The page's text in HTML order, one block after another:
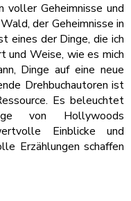
voller Geheimnisse und
der Geheimnisse in
eines der Dinge, die ich
und Weise, wie es mich
Dinge auf eine neue
Drehbuchautoren ist
Es beleuchtet
von Hollywoods
Einblicke und
Erzählungen schaffen